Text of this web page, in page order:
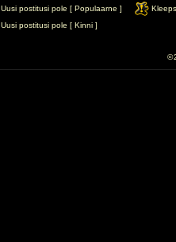
Uusi postitusi pole [ Populaarne ]
Kleeps
Uusi postitusi pole [ Kinni ]
©